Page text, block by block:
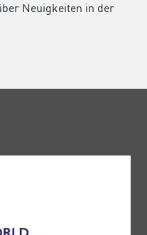
Neuigkeiten in der